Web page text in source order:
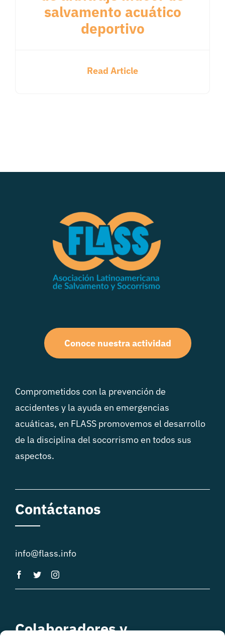
salvamento acuático
deportivo
Read Article
Conoce nuestra actividad
Comprometidos con la prevención de
accidentes y la ayuda en emergencias
acuáticas, en FLASS promovemos el desarrollo
de la disciplina del socorrismo en todos sus
aspectos.
Contáctanos
info@flass.info
Colaboradores y